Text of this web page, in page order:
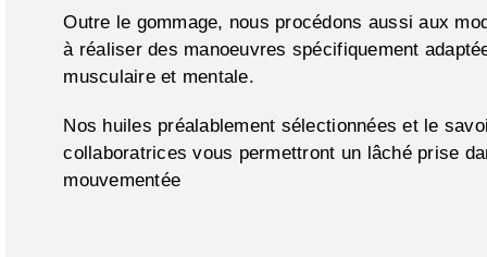
Outre le gommage, nous procédons aussi aux
à réaliser des manoeuvres spécifiquement
musculaire et mentale.
Nos huiles préalablement sélectionnées et le
collaboratrices vous permettront un lâché prise
mouvementée